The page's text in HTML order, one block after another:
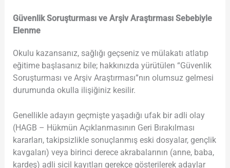
Güvenlik Soruşturması ve Arşiv Araştırması Sebebiyle
Elenme
Okulu kazansanız, sağlığı geçseniz ve mülakatı atlatıp
eğitime başlasanız bile; hakkınızda yürütülen “Güvenlik
Soruşturması ve Arşiv Araştırması”nın olumsuz gelmesi
durumunda okulla ilişiğiniz kesilir.
Genellikle adayın geçmişte yaşadığı ufak bir adli olay
(HAGB – Hükmün Açıklanmasının Geri Bırakılması
kararları, takipsizlikle sonuçlanmış eski dosyalar, gençlik
kavgaları) veya birinci derece akrabalarının (anne, baba,
kardeş) adli sicil kayıtları gerekçe gösterilerek adaylar